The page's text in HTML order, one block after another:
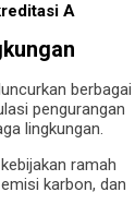
A
berbagai
pengurangan
lingkungan.
ramah
karbon, dan